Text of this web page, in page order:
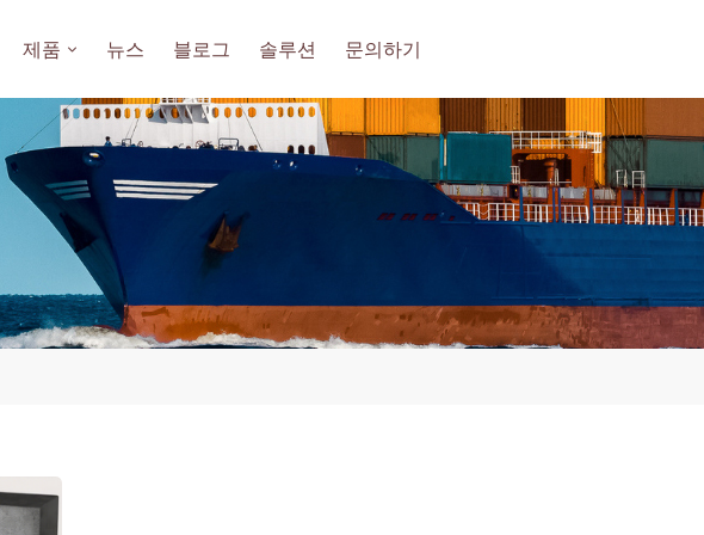
제품 뉴스 블로그 솔루션 문의하기